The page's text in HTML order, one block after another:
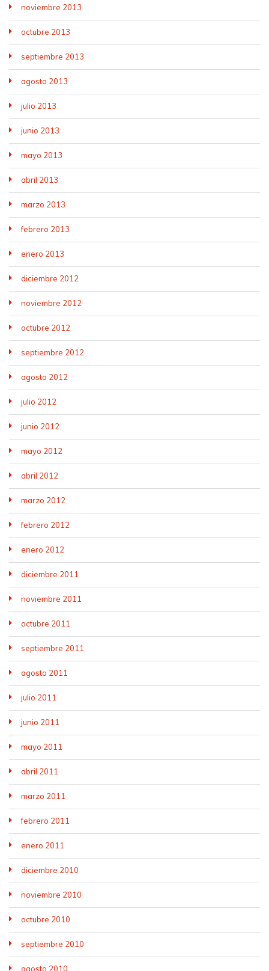
noviembre 2013
octubre 2013
septiembre 2013
agosto 2013
julio 2013
junio 2013
mayo 2013
abril 2013
marzo 2013
febrero 2013
enero 2013
diciembre 2012
noviembre 2012
octubre 2012
septiembre 2012
agosto 2012
julio 2012
junio 2012
mayo 2012
abril 2012
marzo 2012
febrero 2012
enero 2012
diciembre 2011
noviembre 2011
octubre 2011
septiembre 2011
agosto 2011
julio 2011
junio 2011
mayo 2011
abril 2011
marzo 2011
febrero 2011
enero 2011
diciembre 2010
noviembre 2010
octubre 2010
septiembre 2010
agosto 2010